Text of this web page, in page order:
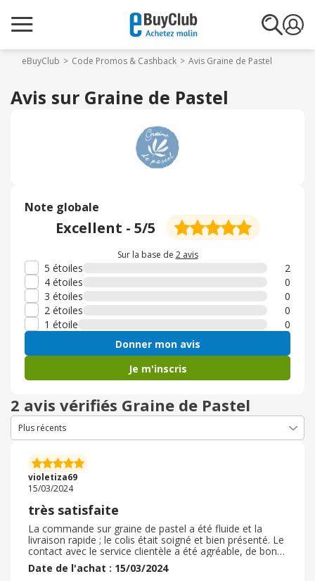
eBuyClub Code Promos & Cashback Avis Graine de Pastel
Avis sur Graine de Pastel
Note globale
Excellent - 5/5
Sur la base de 2 avis
5 étoiles
2
4 étoiles
0
3 étoiles
0
2 étoiles
0
1 étoile
0
Donner mon avis
Je m'inscris
2 avis vérifiés Graine de Pastel
violetiza69
15/03/2024
très satisfaite
La commande sur graine de pastel a été fluide et la
livraison rapide ; le colis était soigné et bien présenté. Le
contact avec le service clientèle a été agréable, de bons
conseils et très efficace. Quant aux produits, ils sont
parfaits ! j'ai commandé l'huile de massage et le baume
Date de l'achat : 15/03/2024